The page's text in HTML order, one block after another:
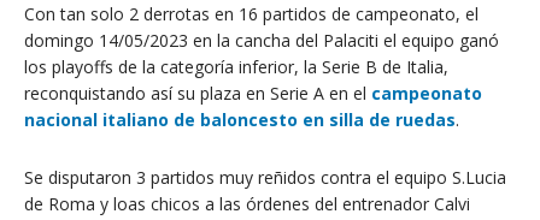
Con tan solo 2 derrotas en 16 partidos de campeonato, el
domingo 14/05/2023 en la cancha del Palaciti el equipo ganó
los playoffs de la categoría inferior, la Serie B de Italia,
reconquistando así su plaza en Serie A en el campeonato
nacional italiano de baloncesto en silla de ruedas.
Se disputaron 3 partidos muy reñidos contra el equipo S.Lucia
de Roma y loas chicos a las órdenes del entrenador Calvi